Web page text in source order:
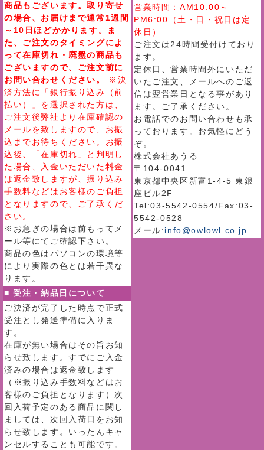
商品もございます。取り寄せ
の場合、お届けまで通常1週間
～10日ほどかかります。ま
た、ご注文のタイミングによ
って在庫切れ・廃盤の商品も
ございますので、ご注文前に
お問い合わせください。
※決
済方法に「銀行振り込み（前
払い）」を選択された方は、
ご注文後弊社より在庫確認の
メールを致しますので、お振
込までお待ちください。お振
込後、「在庫切れ」と判明し
た場合、入金いただいた料金
は返金致しますが、振り込み
手数料などはお客様のご負担
となりますので、ご了承くだ
さい。
※お急ぎの場合は前もってメ
ール等にてご確認下さい。
商品の色はパソコンの環境等
により実際の色とは若干異な
ります。
■ 受注・納品日について
ご決済が完了した時点で正式
受注とし発送準備に入りま
す。
在庫が無い場合はその旨お知
らせ致します。すでにご入金
済みの場合は返金致します
（※振り込み手数料などはお
客様のご負担となります）次
回入荷予定のある商品に関し
ましては、次回入荷日をお知
らせ致します。いったんキャ
ンセルすることも可能です。
営業時間：AM10:00～
PM6:00（土・日・祝日は定
休日）
ご注文は24時間受付けており
ます。
定休日、営業時間外にいただ
いたご注文、メールへのご返
信は翌営業日となる事があり
ます。ご了承ください。
お電話でのお問い合わせも承
っております。お気軽にどう
ぞ。
株式会社あうる
〒104-0041
東京都中央区新富1-4-5 東銀
座ビル2F
Tel:03-5542-0554/Fax:03-
5542-0528
メール:info@owlowl.co.jp